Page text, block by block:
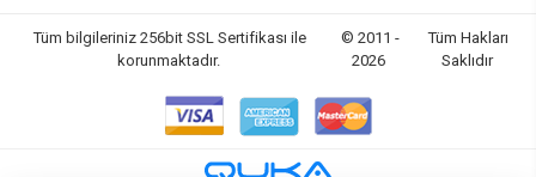
Tüm bilgileriniz 256bit SSL Sertifikası ile
korunmaktadır.
© 2011 -
2026
Tüm Hakları
Saklıdır